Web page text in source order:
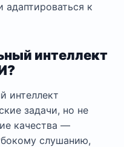
адаптироваться к
интеллект
интеллект
задачи, но не
качества —
слушанию,